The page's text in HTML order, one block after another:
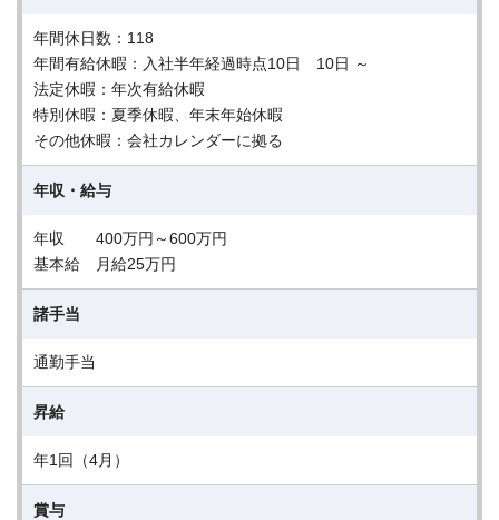
年間休日数：118
年間有給休暇：入社半年経過時点10日 10日 ～
法定休暇：年次有給休暇
特別休暇：夏季休暇、年末年始休暇
その他休暇：会社カレンダーに拠る
年収・給与
年収 400万円～600万円
基本給 月給25万円
諸手当
通勤手当
昇給
年1回（4月）
賞与